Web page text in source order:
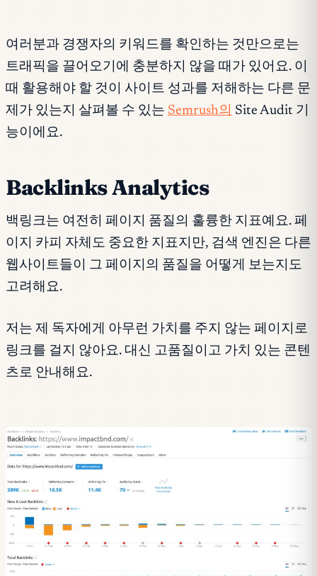
여러분과 경쟁자의 키워드를 확인하는 것만으로는
트래픽을 끌어오기에 충분하지 않을 때가 있어요. 이
때 활용해야 할 것이 사이트 성과를 저해하는 다른 문
제가 있는지 살펴볼 수 있는 Semrush의 Site Audit 기
능이에요.
Backlinks Analytics
백링크는 여전히 페이지 품질의 훌륭한 지표예요. 페
이지 카피 자체도 중요한 지표지만, 검색 엔진은 다른
웹사이트들이 그 페이지의 품질을 어떻게 보는지도
고려해요.
저는 제 독자에게 아무런 가치를 주지 않는 페이지로
링크를 걸지 않아요. 대신 고품질이고 가치 있는 콘텐
츠로 안내해요.